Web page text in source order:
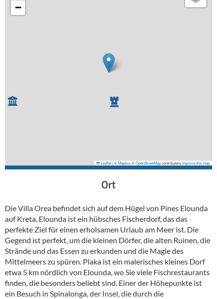
−
Leaflet|©Mapbox©OpenStreetMapcontributorsImprove this map
Ort
Die Villa Orea befindet sich auf dem Hügel von Pines Elounda
auf Kreta. Elounda ist ein hübsches Fischerdorf, das das
perfekte Ziel für einen erholsamen Urlaub am Meer ist. Die
Gegend ist perfekt, um die kleinen Dörfer, die alten Ruinen, die
Strände und das Essen zu erkunden und die Magie des
Mittelmeers zu spüren. Plaka ist ein malerisches kleines Dorf
etwa 5 km nördlich von Elounda, wo Sie viele Fischrestaurants
finden, die besonders beliebt sind. Einer der Höhepunkte ist
ein Besuch in Spinalonga, der Insel, die durch die